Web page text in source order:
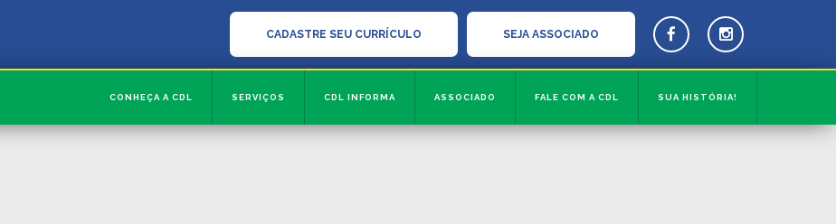
SEJA ASSOCIADO
CADASTRE SEU CURRÍCULO
CONHEÇA A CDL SERVIÇOS CDL INFORMA ASSOCIADO FALE COM A CDL SUA HISTÓRIA!